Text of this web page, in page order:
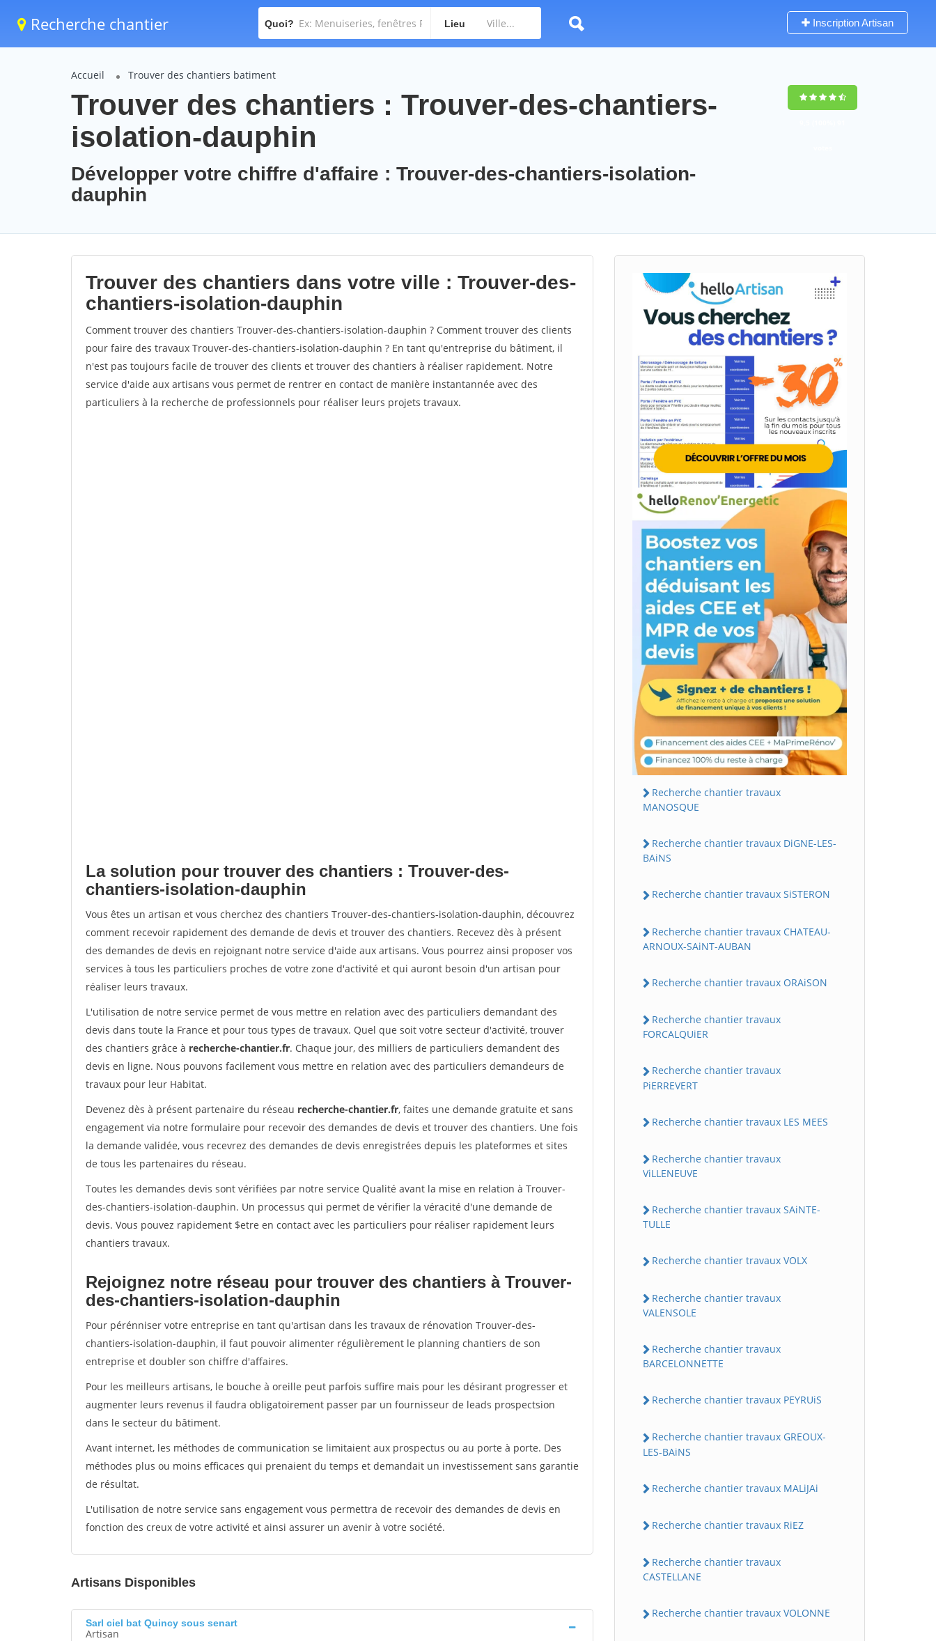
Recherche chantier Quoi? Lieu Inscription Artisan
Accueil Trouver des chantiers batiment
Trouver des chantiers : Trouver-des-chantiers-
isolation-dauphin
Développer votre chiffre d'affaire : Trouver-des-chantiers-isolation-
dauphin
Trouver des chantiers dans votre ville : Trouver-des-
chantiers-isolation-dauphin
Comment trouver des chantiers Trouver-des-chantiers-isolation-dauphin ? Comment trouver des clients
pour faire des travaux Trouver-des-chantiers-isolation-dauphin ? En tant qu'entreprise du bâtiment, il
n'est pas toujours facile de trouver des clients et trouver des chantiers à réaliser rapidement. Notre
service d'aide aux artisans vous permet de rentrer en contact de manière instantannée avec des
particuliers à la recherche de professionnels pour réaliser leurs projets travaux.
La solution pour trouver des chantiers : Trouver-des-
chantiers-isolation-dauphin
Vous êtes un artisan et vous cherchez des chantiers Trouver-des-chantiers-isolation-dauphin, découvrez
comment recevoir rapidement des demande de devis et trouver des chantiers. Recevez dès à présent
des demandes de devis en rejoignant notre service d'aide aux artisans. Vous pourrez ainsi proposer vos
services à tous les particuliers proches de votre zone d'activité et qui auront besoin d'un artisan pour
réaliser leurs travaux.
L'utilisation de notre service permet de vous mettre en relation avec des particuliers demandant des
devis dans toute la France et pour tous types de travaux. Quel que soit votre secteur d'activité, trouver
des chantiers grâce à recherche-chantier.fr. Chaque jour, des milliers de particuliers demandent des
devis en ligne. Nous pouvons facilement vous mettre en relation avec des particuliers demandeurs de
travaux pour leur Habitat.
Devenez dès à présent partenaire du réseau recherche-chantier.fr, faites une demande gratuite et sans
engagement via notre formulaire pour recevoir des demandes de devis et trouver des chantiers. Une fois
la demande validée, vous recevrez des demandes de devis enregistrées depuis les plateformes et sites
de tous les partenaires du réseau.
Toutes les demandes devis sont vérifiées par notre service Qualité avant la mise en relation à Trouver-
des-chantiers-isolation-dauphin. Un processus qui permet de vérifier la véracité d'une demande de
devis. Vous pouvez rapidement $etre en contact avec les particuliers pour réaliser rapidement leurs
chantiers travaux.
Rejoignez notre réseau pour trouver des chantiers à Trouver-
des-chantiers-isolation-dauphin
Pour pérénniser votre entreprise en tant qu'artisan dans les travaux de rénovation Trouver-des-
chantiers-isolation-dauphin, il faut pouvoir alimenter régulièrement le planning chantiers de son
entreprise et doubler son chiffre d'affaires.
Pour les meilleurs artisans, le bouche à oreille peut parfois suffire mais pour les désirant progresser et
augmenter leurs revenus il faudra obligatoirement passer par un fournisseur de leads prospectsion
dans le secteur du bâtiment.
Avant internet, les méthodes de communication se limitaient aux prospectus ou au porte à porte. Des
méthodes plus ou moins efficaces qui prenaient du temps et demandait un investissement sans garantie
de résultat.
L'utilisation de notre service sans engagement vous permettra de recevoir des demandes de devis en
fonction des creux de votre activité et ainsi assurer un avenir à votre société.
Artisans Disponibles
Sarl ciel bat Quincy sous senart
Artisan
Recherche chantier travaux
MANOSQUE
Recherche chantier travaux DiGNE-LES-
BAiNS
Recherche chantier travaux SiSTERON
Recherche chantier travaux CHATEAU-
ARNOUX-SAiNT-AUBAN
Recherche chantier travaux ORAiSON
Recherche chantier travaux
FORCALQUiER
Recherche chantier travaux
PiERREVERT
Recherche chantier travaux LES MEES
Recherche chantier travaux
ViLLENEUVE
Recherche chantier travaux SAiNTE-
TULLE
Recherche chantier travaux VOLX
Recherche chantier travaux
VALENSOLE
Recherche chantier travaux
BARCELONNETTE
Recherche chantier travaux PEYRUiS
Recherche chantier travaux GREOUX-
LES-BAiNS
Recherche chantier travaux MALiJAi
Recherche chantier travaux RiEZ
Recherche chantier travaux
CASTELLANE
Recherche chantier travaux VOLONNE